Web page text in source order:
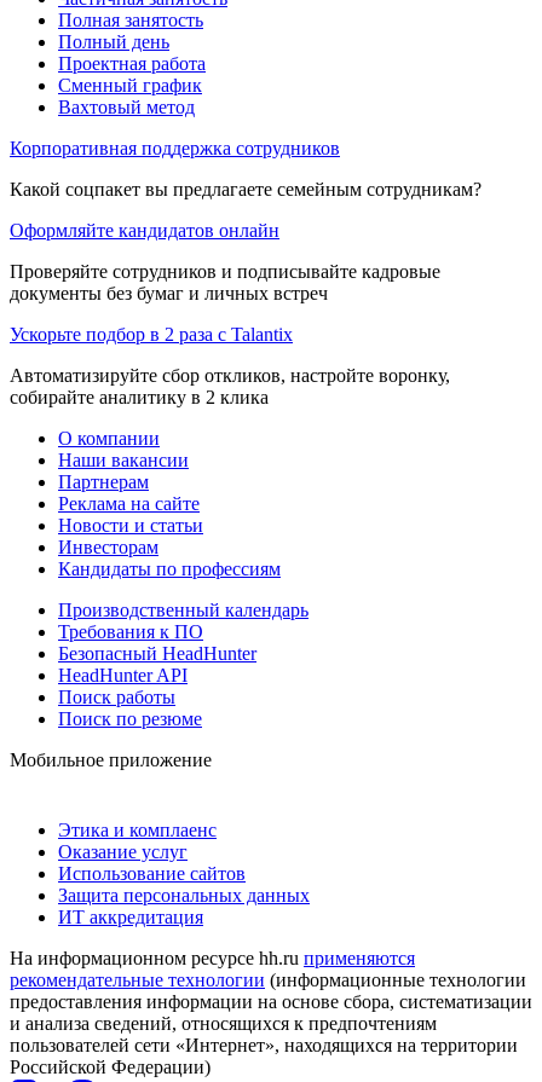
Полная занятость
Полный день
Проектная работа
Сменный график
Вахтовый метод
Корпоративная поддержка сотрудников
Какой соцпакет вы предлагаете семейным сотрудникам?
Оформляйте кандидатов онлайн
Проверяйте сотрудников и подписывайте кадровые
документы без бумаг и личных встреч
Ускорьте подбор в 2 раза с Talantix
Автоматизируйте сбор откликов, настройте воронку,
собирайте аналитику в 2 клика
О компании
Наши вакансии
Партнерам
Реклама на сайте
Новости и статьи
Инвесторам
Кандидаты по профессиям
Производственный календарь
Требования к ПО
Безопасный HeadHunter
HeadHunter API
Поиск работы
Поиск по резюме
Мобильное приложение
Этика и комплаенс
Оказание услуг
Использование сайтов
Защита персональных данных
ИТ аккредитация
На информационном ресурсе hh.ru применяются
рекомендательные технологии (информационные технологии
предоставления информации на основе сбора, систематизации
и анализа сведений, относящихся к предпочтениям
пользователей сети «Интернет», находящихся на территории
Российской Федерации)